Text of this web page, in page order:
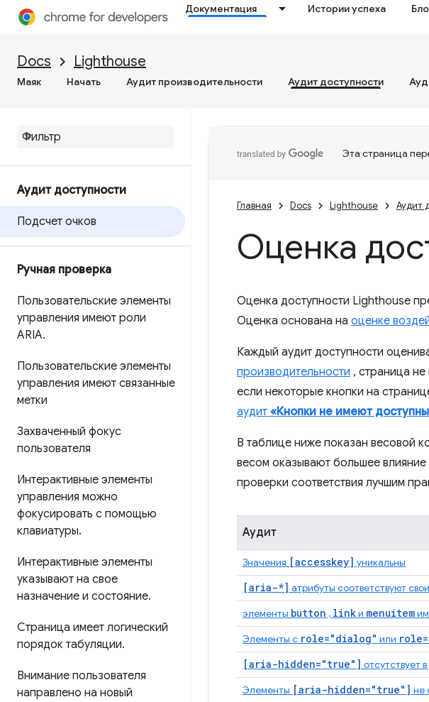
Документация Истории успеха
Docs Lighthouse
Маяк Начать Аудит производительности Аудит доступности
Аудит доступности
Подсчет очков
Ручная проверка
Пользовательские элементы
управления имеют роли
ARIA.
Пользовательские элементы
управления имеют связанные
метки
Захваченный фокус
пользователя
Интерактивные элементы
управления можно
фокусировать с помощью
клавиатуры.
Интерактивные элементы
указывают на свое
назначение и состояние.
Страница имеет логический
порядок табуляции.
Внимание пользователя
направлено на новый
Эта страница
Главная Docs Lighthouse Аудит
Оценка
Оценка доступности Lighthouse
Оценка основана на оценке
Каждый аудит доступности
производительности , страница
если некоторые кнопки на
аудит «Кнопки не имеют
В таблице ниже показан весовой
весом оказывают большее влияние
проверки соответствия лучшим
Аудит
Значения [accesskey] уникальны
[aria-*] атрибуты соответствуют
элементы button , linkи menuitem
Элементы с role="dialog" или
[aria-hidden="true"] отсутствует
Элементы [aria-hidden="true"] не